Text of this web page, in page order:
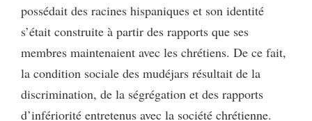
possédait des racines hispaniques et son identité
s’était construite à partir des rapports que ses
membres maintenaient avec les chrétiens. De ce fait,
la condition sociale des mudéjars résultait de la
discrimination, de la ségrégation et des rapports
d’infériorité entretenus avec la société chrétienne.